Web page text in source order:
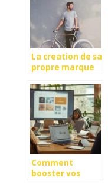
La creation de sa
propre marque
astuces et
etapes
Comment
booster vos